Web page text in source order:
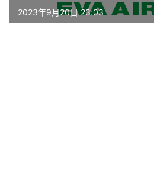
首
2023年9月20日 23:03